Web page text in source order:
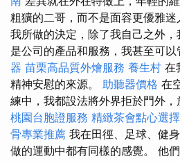
粗獷的二哥，而不是面容更優雅
我所做的決定，除了我自己之外
是公司的產品和服務，我甚至可以
器 苗栗高品質外燴服務 養生村 在
精神安慰的來源。 助聽器價格 在
練中，我都設法將外界拒於門外，
桃園台胞證服務 精緻茶會點心選擇
骨專業推薦 我在田徑、足球、健
做的運動中都有同樣的感覺。 他